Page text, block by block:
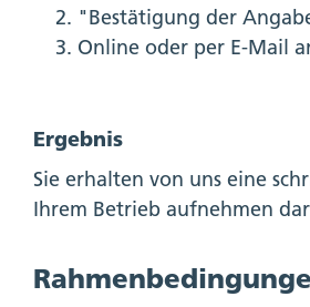
"Bestätigung der
Online oder per E-Mail
Ergebnis
Sie erhalten von uns eine
Ihrem Betrieb aufnehmen